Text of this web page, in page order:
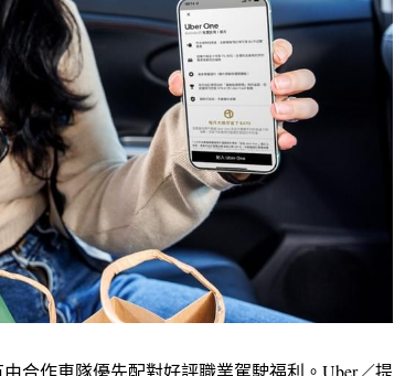
合作車隊優先配對好評職業駕駛福利。Uber／提